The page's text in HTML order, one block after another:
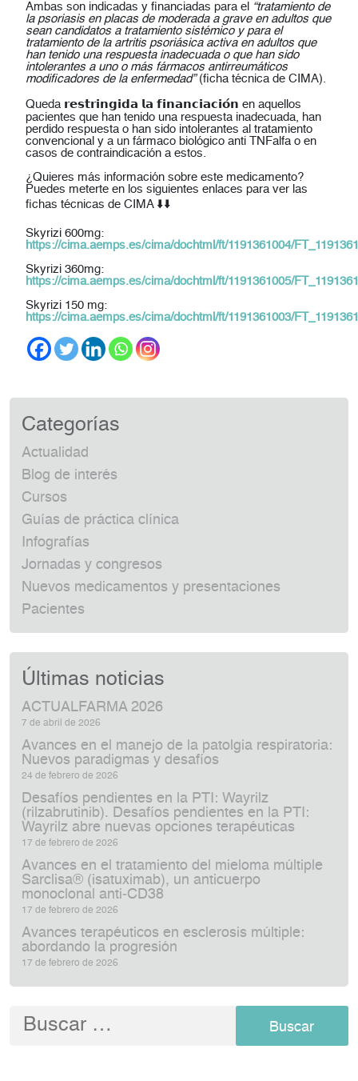
Ambas son indicadas y financiadas para el “tratamiento de
la psoriasis en placas de moderada a grave en adultos que
sean candidatos a tratamiento sistémico y para el
tratamiento de la artritis psoriásica activa en adultos que
han tenido una respuesta inadecuada o que han sido
intolerantes a uno o más fármacos antirreumáticos
modificadores de la enfermedad” (ficha técnica de CIMA).
Queda 𝗿𝗲𝘀𝘁𝗿𝗶𝗻𝗴𝗶𝗱𝗮 𝗹𝗮 𝗳𝗶𝗻𝗮𝗻𝗰𝗶𝗮𝗰𝗶𝗼́𝗻 en aquellos
pacientes que han tenido una respuesta inadecuada, han
perdido respuesta o han sido intolerantes al tratamiento
convencional y a un fármaco biológico anti TNFalfa o en
casos de contraindicación a estos.
¿Quieres más información sobre este medicamento?
Puedes meterte en los siguientes enlaces para ver las
fichas técnicas de CIMA ⬇️⬇️
Skyrizi 600mg:
https://cima.aemps.es/cima/dochtml/ft/1191361004/
Skyrizi 360mg:
https://cima.aemps.es/cima/dochtml/ft/1191361005/
Skyrizi 150 mg:
https://cima.aemps.es/cima/dochtml/ft/1191361003/
Categorías
Actualidad
Blog de interés
Cursos
Guías de práctica clínica
Infografías
Jornadas y congresos
Nuevos medicamentos y presentaciones
Pacientes
Últimas noticias
ACTUALFARMA 2026
7 de abril de 2026
Avances en el manejo de la patolgia respiratoria:
Nuevos paradigmas y desafíos
24 de febrero de 2026
Desafíos pendientes en la PTI: Wayrilz
(rilzabrutinib). Desafíos pendientes en la PTI:
Wayrilz abre nuevas opciones terapéuticas
17 de febrero de 2026
Avances en el tratamiento del mieloma múltiple
Sarclisa® (isatuximab), un anticuerpo
monoclonal anti‑CD38
17 de febrero de 2026
Avances terapéuticos en esclerosis múltiple:
abordando la progresión
17 de febrero de 2026
Buscar: